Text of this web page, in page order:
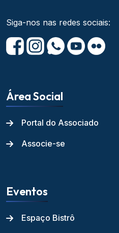
Siga-nos nas redes sociais:
Área Social
Portal do Associado
Associe-se
Eventos
Espaço Bistrô